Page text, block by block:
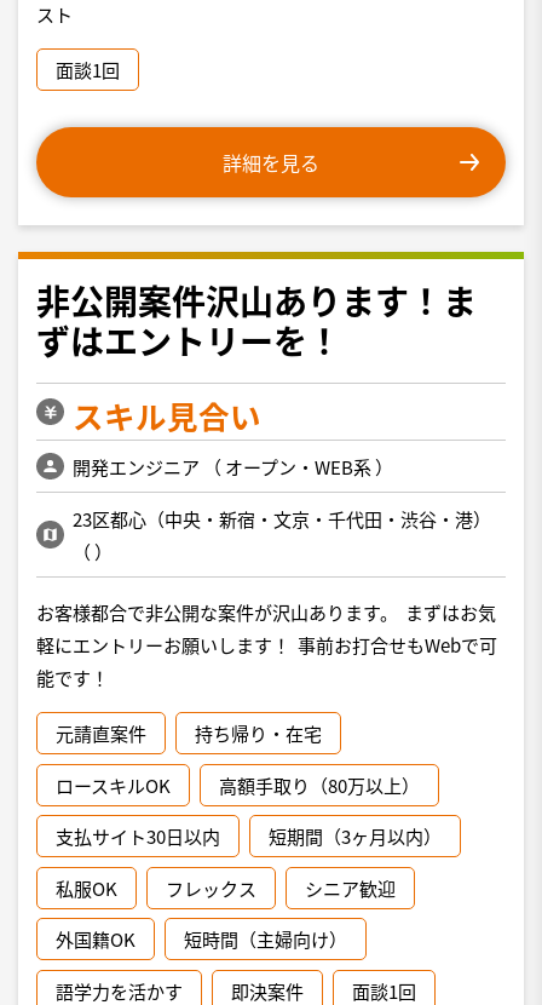
スト
面談1回
詳細を見る
非公開案件沢山あります！ま
ずはエントリーを！
スキル見合い
開発エンジニア （ オープン・WEB系）
23区都心（中央・新宿・文京・千代田・渋谷・港）
（ ）
お客様都合で非公開な案件が沢山あります。 まずはお気
軽にエントリーお願いします！ 事前お打合せもWebで可
能です！
元請直案件 持ち帰り・在宅
ロースキルOK 高額手取り（80万以上）
支払サイト30日以内 短期間（3ヶ月以内）
私服OK フレックス シニア歓迎
外国籍OK 短時間（主婦向け）
語学力を活かす 即決案件 面談1回